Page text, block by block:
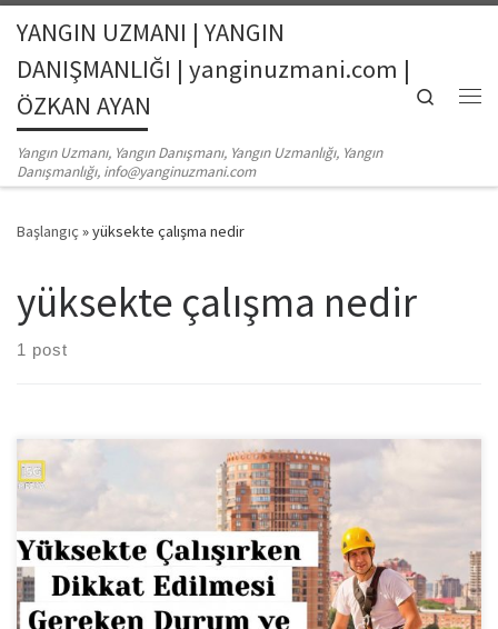
Skip to content
YANGIN UZMANI | YANGIN
DANIŞMANLIĞI | yanginuzmani.com |
ÖZKAN AYAN
Yangın Uzmanı, Yangın Danışmanı, Yangın Uzmanlığı, Yangın
Danışmanlığı, info@yanginuzmani.com
Search
Başlangıç »yüksekte çalışma nedir
yüksekte çalışma nedir
1 post
Yüksekte Çalışırken Dikkat Edilmesi Gerekenler Yüksekte
korumasız kenarlarda açıklıklarda çalışırken paraşüt tipi emniyet
kemerinizi giyiniz ve kendinizi sağlam bir noktaya bağlayınız. Bel
tipi emniyet kemeri kullanmak yasaktır. Yüksekte kenar açıklıkların
da düşme tehlikesi olan yerlerde çalışırken kendinizi yaşam